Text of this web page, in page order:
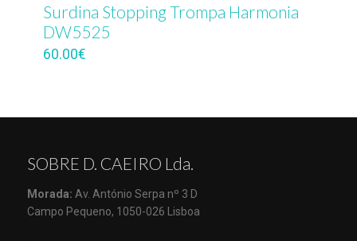
Surdina Stopping Trompa Harmonia
DW5525
60.00€
SOBRE D. CAEIRO Lda.
Morada: Av. António Serpa nº 3 D
Campo Pequeno, 1050-026 Lisboa